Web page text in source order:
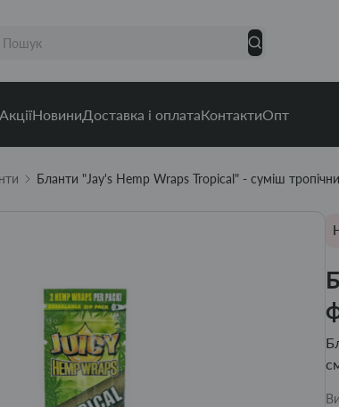
АкціїНовиниДоставка і оплатаКонтактиОпт
Бланти "Jay's Hemp Wraps Tropical" - суміш